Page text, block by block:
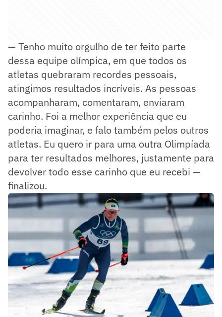
— Tenho muito orgulho de ter feito parte
dessa equipe olímpica, em que todos os
atletas quebraram recordes pessoais,
atingimos resultados incríveis. As pessoas
acompanharam, comentaram, enviaram
carinho. Foi a melhor experiência que eu
poderia imaginar, e falo também pelos outros
atletas. Eu quero ir para uma outra Olimpíada
para ter resultados melhores, justamente para
devolver todo esse carinho que eu recebi —
finalizou.